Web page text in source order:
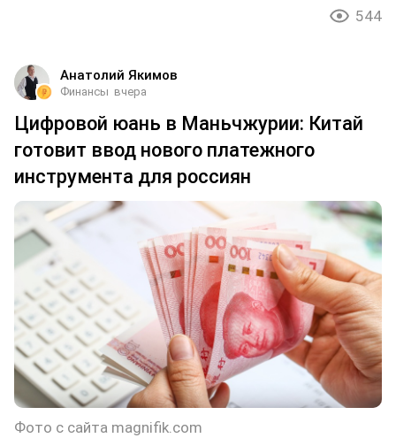
544
Анатолий Якимов
Финансы вчера
Цифровой юань в Маньчжурии: Китай
готовит ввод нового платежного
инструмента для россиян
Фото с сайта magnifik.com